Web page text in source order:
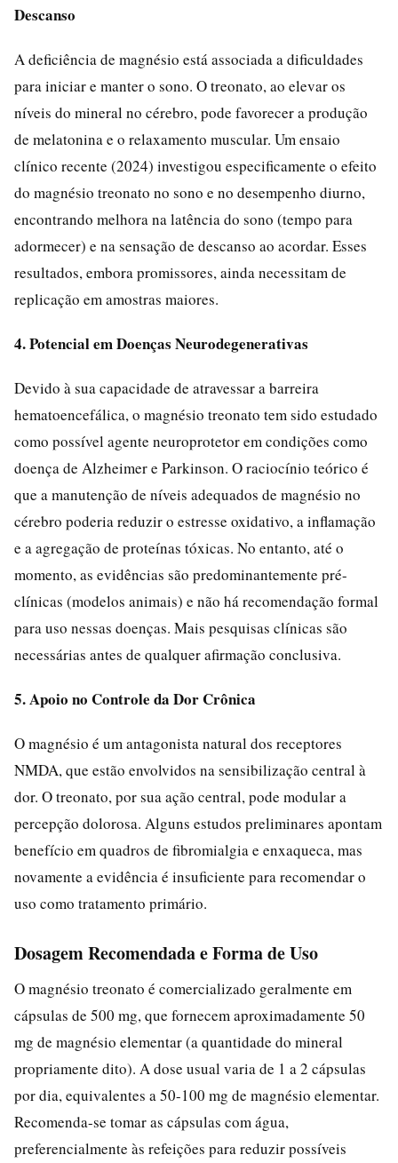
Descanso
A deficiência de magnésio está associada a dificuldades
para iniciar e manter o sono. O treonato, ao elevar os
níveis do mineral no cérebro, pode favorecer a produção
de melatonina e o relaxamento muscular. Um ensaio
clínico recente (2024) investigou especificamente o efeito
do magnésio treonato no sono e no desempenho diurno,
encontrando melhora na latência do sono (tempo para
adormecer) e na sensação de descanso ao acordar. Esses
resultados, embora promissores, ainda necessitam de
replicação em amostras maiores.
4. Potencial em Doenças Neurodegenerativas
Devido à sua capacidade de atravessar a barreira
hematoencefálica, o magnésio treonato tem sido estudado
como possível agente neuroprotetor em condições como
doença de Alzheimer e Parkinson. O raciocínio teórico é
que a manutenção de níveis adequados de magnésio no
cérebro poderia reduzir o estresse oxidativo, a inflamação
e a agregação de proteínas tóxicas. No entanto, até o
momento, as evidências são predominantemente pré-
clínicas (modelos animais) e não há recomendação formal
para uso nessas doenças. Mais pesquisas clínicas são
necessárias antes de qualquer afirmação conclusiva.
5. Apoio no Controle da Dor Crônica
O magnésio é um antagonista natural dos receptores
NMDA, que estão envolvidos na sensibilização central à
dor. O treonato, por sua ação central, pode modular a
percepção dolorosa. Alguns estudos preliminares apontam
benefício em quadros de fibromialgia e enxaqueca, mas
novamente a evidência é insuficiente para recomendar o
uso como tratamento primário.
Dosagem Recomendada e Forma de Uso
O magnésio treonato é comercializado geralmente em
cápsulas de 500 mg, que fornecem aproximadamente 50
mg de magnésio elementar (a quantidade do mineral
propriamente dito). A dose usual varia de 1 a 2 cápsulas
por dia, equivalentes a 50-100 mg de magnésio elementar.
Recomenda-se tomar as cápsulas com água,
preferencialmente às refeições para reduzir possíveis